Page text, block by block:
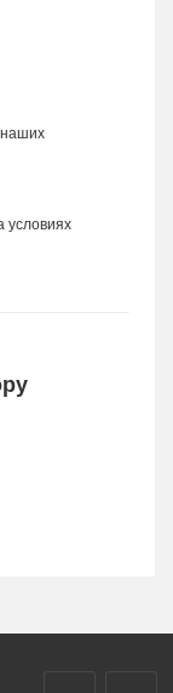
наших
условиях